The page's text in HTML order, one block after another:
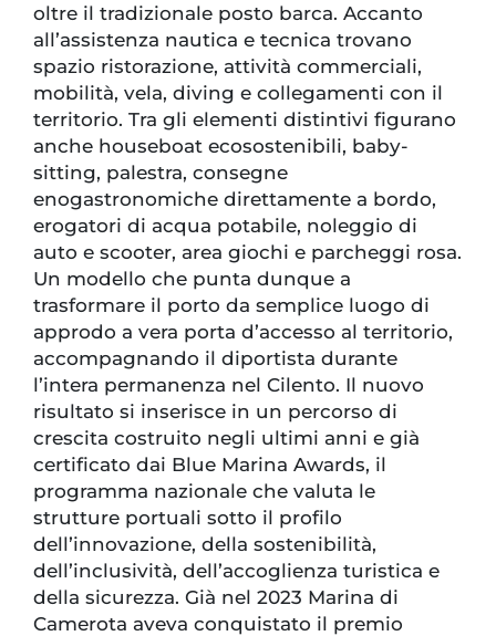
oltre il tradizionale posto barca. Accanto
all’assistenza nautica e tecnica trovano
spazio ristorazione, attività commerciali,
mobilità, vela, diving e collegamenti con il
territorio. Tra gli elementi distintivi figurano
anche houseboat ecosostenibili, baby-
sitting, palestra, consegne
enogastronomiche direttamente a bordo,
erogatori di acqua potabile, noleggio di
auto e scooter, area giochi e parcheggi rosa.
Un modello che punta dunque a
trasformare il porto da semplice luogo di
approdo a vera porta d’accesso al territorio,
accompagnando il diportista durante
l’intera permanenza nel Cilento. Il nuovo
risultato si inserisce in un percorso di
crescita costruito negli ultimi anni e già
certificato dai Blue Marina Awards, il
programma nazionale che valuta le
strutture portuali sotto il profilo
dell’innovazione, della sostenibilità,
dell’inclusività, dell’accoglienza turistica e
della sicurezza. Già nel 2023 Marina di
Camerota aveva conquistato il premio